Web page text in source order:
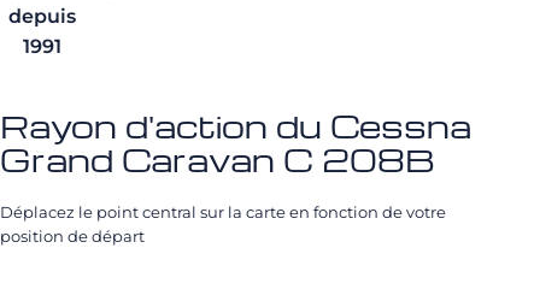
depuis
1991
Rayon d'action du Cessna
Grand Caravan C 208B
Déplacez le point central sur la carte en fonction de votre
position de départ